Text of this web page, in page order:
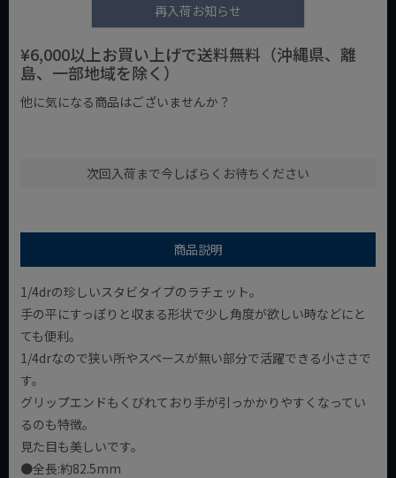
再入荷お知らせ
¥6,000以上お買い上げで送料無料（沖縄県、離
島、一部地域を除く）
他に気になる商品はございませんか？
次回入荷まで今しばらくお待ちください
商品説明
1/4drの珍しいスタビタイプのラチェット。
手の平にすっぽりと収まる形状で少し角度が欲しい時などにと
ても便利。
1/4drなので狭い所やスペースが無い部分で活躍できる小ささで
す。
グリップエンドもくびれており手が引っかかりやすくなってい
るのも特徴。
見た目も美しいです。
●全長:約82.5mm